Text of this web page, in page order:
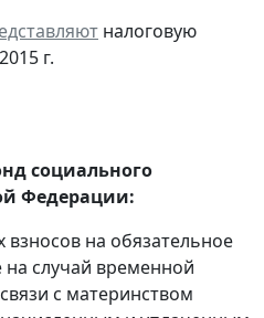
налоговую
г.
социального
Федерации:
взносов на обязательное
на случай временной
с материнством